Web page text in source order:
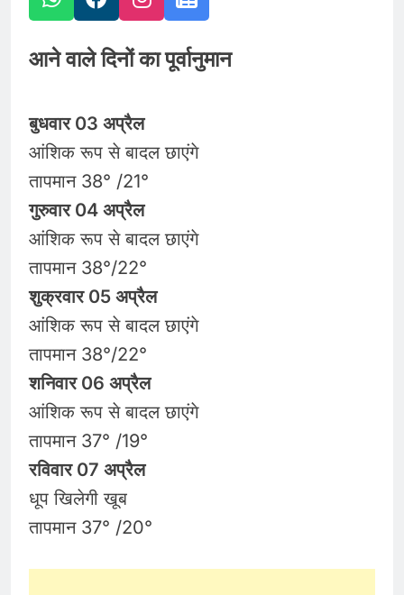
आने वाले दिनों का पूर्वानुमान
बुधवार 03 अप्रैल
आंशिक रूप से बादल छाएंगे
तापमान 38° /21°
गुरुवार 04 अप्रैल
आंशिक रूप से बादल छाएंगे
तापमान 38°/22°
शुक्रवार 05 अप्रैल
आंशिक रूप से बादल छाएंगे
तापमान 38°/22°
शनिवार 06 अप्रैल
आंशिक रूप से बादल छाएंगे
तापमान 37° /19°
रविवार 07 अप्रैल
धूप खिलेगी खूब
तापमान 37° /20°